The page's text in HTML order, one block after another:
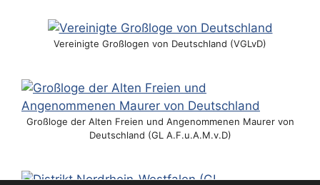
Vereinigte Großlogen von Deutschland (VGLvD)
Großloge der Alten Freien und Angenommenen Maurer von
Deutschland (GL A.F.u.A.M.v.D)